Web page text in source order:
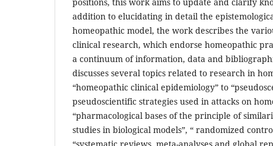
addition to elucidating in detail the
homeopathic model, the work describes the
clinical research, which endorse homeopathic
a continuum of information, data and
discusses several topics related to research in
“homeopathic clinical epidemiology” to
pseudoscientific strategies used in attacks on
“pharmacological bases of the principle of
studies in biological models”, “ randomized